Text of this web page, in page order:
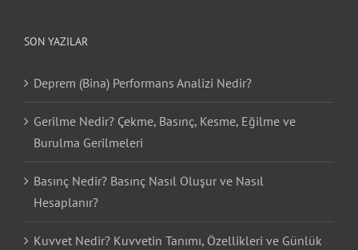
SON YAZILAR
Deprem (Bina) Performans Analizi Nedir?
Gerilme Nedir? Çekme, Basınç, Kesme, Eğilme ve
Burulma Gerilmeleri
Basınç Nedir? Basınç Nasıl Oluşur ve Nasıl
Hesaplanır?
Kuvvet Nedir? Kuvvetin Tanımı, Özellikleri ve Günlük